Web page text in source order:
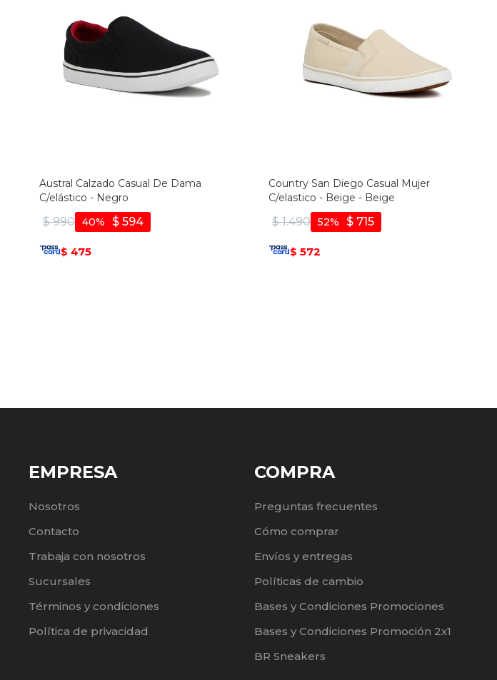
Austral Calzado Casual De Dama
C/elástico - Negro
$ 990 $ 594
40
$ 475
Country San Diego Casual Mujer
C/elastico - Beige - Beige
$ 1.490 $ 715
52
$ 572
EMPRESA
Nosotros
Contacto
Trabaja con nosotros
Sucursales
Términos y condiciones
Política de privacidad
COMPRA
Preguntas frecuentes
Cómo comprar
Envíos y entregas
Políticas de cambio
Bases y Condiciones Promociones
Bases y Condiciones Promoción 2x1
BR Sneakers